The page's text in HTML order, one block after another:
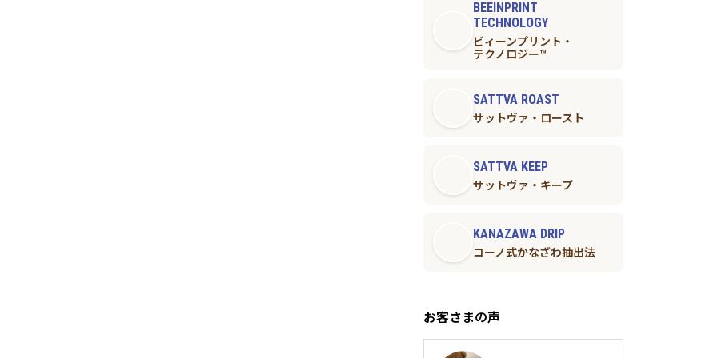
BEEINPRINT
TECHNOLOGY
ビィーンプリント・
テクノロジー™︎
SATTVA ROAST
サットヴァ・ロースト
SATTVA KEEP
サットヴァ・キープ
KANAZAWA DRIP
コーノ式かなざわ抽出法
お客さまの声